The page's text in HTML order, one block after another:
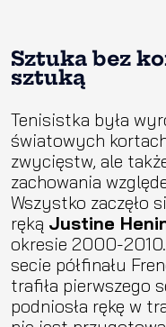
Sztuka bez
sztuką
Tenisistka była
światowych
zwycięstw, ale
zachowania
Wszystko zaczęło
ręką Justine
okresie 2000-
secie półfinału
trafiła pierwszego
podniosła rękę w